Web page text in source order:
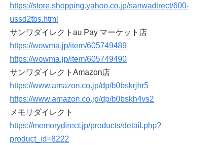
https://store.shopping.yahoo.co.jp/sanwadirect/600-
ussd2tbs.html
サンワダイレクトau Pay マーケット店
https://wowma.jp/item/605749489
https://wowma.jp/item/605749490
サンワダイレクトAmazon店
https://www.amazon.co.jp/dp/b0bskrjhr5
https://www.amazon.co.jp/dp/b0bskh4vs2
メモリダイレクト
https://memorydirect.jp/products/detail.php?
product_id=8222